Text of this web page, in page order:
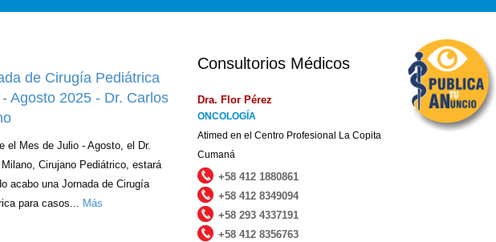
de Cirugía Pediátrica
Agosto 2025 - Dr. Carlos
el Mes de Julio - Agosto, el Dr.
Cirujano Pediátrico, estará
acabo una Jornada de Cirugía
para casos... Más
Consultorios Médicos
Dra. Flor Pérez
ONCOLOGÍA
Atimed en el Centro Profesional La Copita
Cumaná
+58 412 1880861
+58 412 8349094
+58 293 4337191
+58 412 8356763